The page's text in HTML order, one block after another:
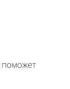
поможет